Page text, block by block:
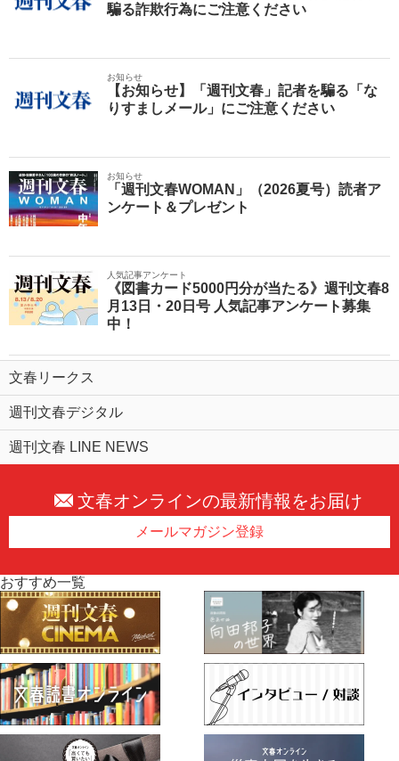
騙る詐欺行為にご注意ください
お知らせ
【お知らせ】「週刊文春」記者を騙る「な
りすましメール」にご注意ください
お知らせ
「週刊文春WOMAN」（2026夏号）読者ア
ンケート＆プレゼント
人気記事アンケート
《図書カード5000円分が当たる》週刊文春8
月13日・20日号 人気記事アンケート募集
中！
文春リークス
週刊文春デジタル
週刊文春 LINE NEWS
文春オンラインの最新情報をお届け
メールマガジン登録
おすすめ一覧